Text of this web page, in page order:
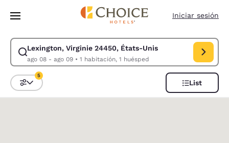
Pasar A Contenido Principal
Iniciar sesión
Lexington, Virginie 24450, États-Unis
ago 08 - ago 09• 1 habitación, 1 huésped
Modificar la búsqueda de Lexington, Virginie 24450, États-Unis.
Ordenar y filtrar
5
List